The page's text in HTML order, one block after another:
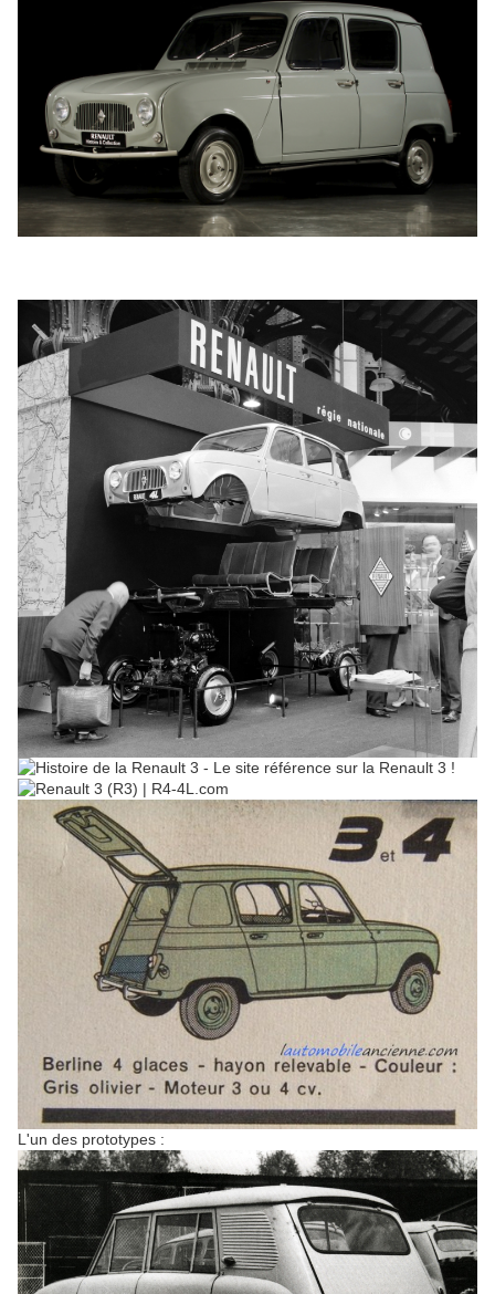
L'un des prototypes :